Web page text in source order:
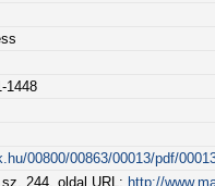
1448
00800/00863/00013/pdf/
244. oldal URL: http://